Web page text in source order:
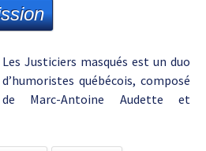
Les Justiciers masqués est un duo
d’humoristes québécois, composé
de Marc-Antoine Audette et